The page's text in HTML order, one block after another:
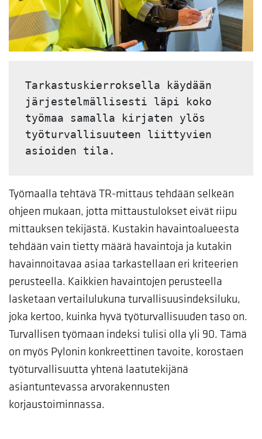
Tarkastuskierroksella käydään
järjestelmällisesti läpi koko
työmaa samalla kirjaten ylös
työturvallisuuteen liittyvien
asioiden tila.
Työmaalla tehtävä TR-mittaus tehdään selkeän
ohjeen mukaan, jotta mittaustulokset eivät riipu
mittauksen tekijästä. Kustakin havaintoalueesta
tehdään vain tietty määrä havaintoja ja kutakin
havainnoitavaa asiaa tarkastellaan eri kriteerien
perusteella. Kaikkien havaintojen perusteella
lasketaan vertailulukuna turvallisuusindeksiluku,
joka kertoo, kuinka hyvä työturvallisuuden taso on.
Turvallisen työmaan indeksi tulisi olla yli 90. Tämä
on myös Pylonin konkreettinen tavoite, korostaen
työturvallisuutta yhtenä laatutekijänä
asiantuntevassa arvorakennusten
korjaustoiminnassa.